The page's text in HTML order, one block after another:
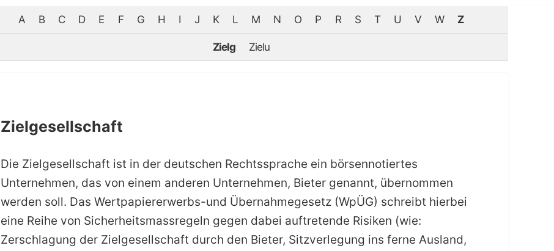
A B C D E F G H I J K L M N O P R S T U V W Z
Zielg Zielu
Zielgesellschaft
Die Zielgesellschaft ist in der deutschen Rechtssprache ein börsennotiertes
Unternehmen, das von einem anderen Unternehmen, Bieter genannt, übernommen
werden soll. Das Wertpapiererwerbs-und Übernahmegesetz (WpÜG) schreibt hierbei
eine Reihe von Sicherheitsmassregeln gegen dabei auftretende Risiken (wie:
Zerschlagung der Zielgesellschaft durch den Bieter, Sitzverlegung ins ferne Ausland,